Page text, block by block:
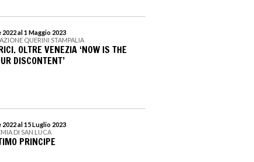
al 1 Maggio 2023
QUERINI STAMPALIA
OLTRE VENEZIA ‘NOW IS THE
DISCONTENT’
al 15 Luglio 2023
DI SAN LUCA
PRINCIPE